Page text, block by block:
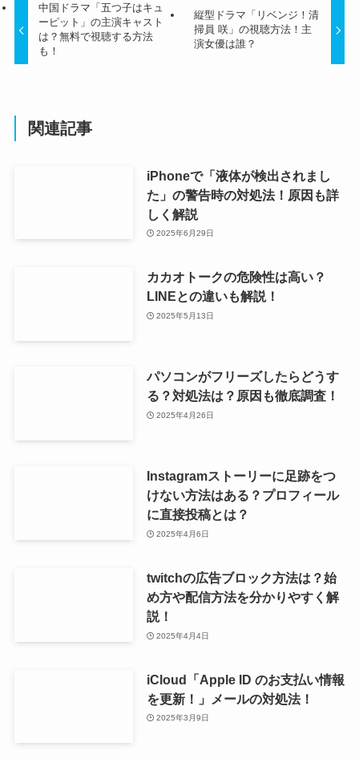
中国ドラマ「五つ子はキュ
ーピット」の主演キャスト
は？無料で視聴する方法
も！
縦型ドラマ「リベンジ！清
掃員 咲」の視聴方法！主
演女優は誰？
関連記事
iPhoneで「液体が検出されまし
た」の警告時の対処法！原因も詳
しく解説
2025年6月29日
カカオトークの危険性は高い？
LINEとの違いも解説！
2025年5月13日
パソコンがフリーズしたらどうす
る？対処法は？原因も徹底調査！
2025年4月26日
Instagramストーリーに足跡をつ
けない方法はある？プロフィール
に直接投稿とは？
2025年4月6日
twitchの広告ブロック方法は？始
め方や配信方法を分かりやすく解
説！
2025年4月4日
iCloud「Apple ID のお支払い情報
を更新！」メールの対処法！
2025年3月9日